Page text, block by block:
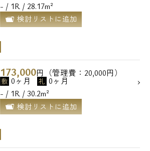
- / 1R / 28.17m²
検討リストに追加
173,000円（管理費：20,000円）
敷 0ヶ月 礼 0ヶ月
- / 1R / 30.2m²
検討リストに追加